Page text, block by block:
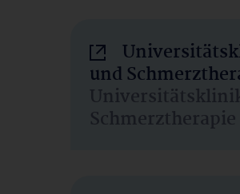
und
Schmerztherapie